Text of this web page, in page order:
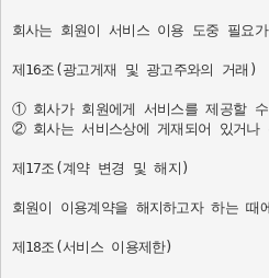
회사는 회원이 서비스 이용 도중 필요
제16조(광고게재 및 광고주와의 거래)
① 회사가 회원에게 서비스를 제공할
② 회사는 서비스상에 게재되어 있거나
제17조(계약 변경 및 해지)
회원이 이용계약을 해지하고자 하는
제18조(서비스 이용제한)